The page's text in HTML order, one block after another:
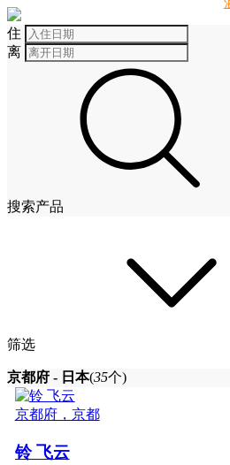
住
离
搜索产品
筛选
京都府 - 日本(35个)
京都府，京都
铃 飞云